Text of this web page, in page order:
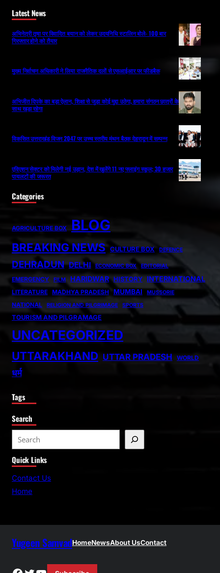
Latest News
अभिनेत्री तृषा पर विवादित बयान को लेकर उदयनिधि स्टालिन बोले- 100 बार
गिरफ्तार होने को तैयार
मुख्य निर्वाचन अधिकारी ने लिया राजनैतिक दलों से एसआईआर पर फीडबैक
अभिजीत दिपके का बड़ा ऐलान, शिक्षा से जुड़ा कोई मुद्दा उठेगा, हमारा संगठन छात्रों के
साथ खड़ा रहेगा
विकसित उत्तराखंड विजन 2047 पर उच्च स्तरीय मंथन बैठक देहरादून में सम्पन्न
एविएशन सेक्टर को मिलेगी नई उड़ान, देश में खुलेंगे 11 नए फ्लाइंग स्कूल; 30 हजार
पायलटों की जरूरत
Categories
AGRICULTURE BOX BLOG
BREAKING NEWS CULTURE BOX DEFENCE
DEHRADUN DELHI ECONOMIC BOX EDITORIAL
EMERGENCY FILM HARIDWAR HISTORY INTERNATIONAL
LITERATURE MADHYA PRADESH MUMBAI MUSSORIE
NATIONAL RELIGION AND PILGRIMAGE SPORTS
TOURISM AND PILGRAMAGE
UNCATEGORIZED
UTTARAKHAND UTTAR PRADESH WORLD
धर्म
Tags
Search
e
a
r
Quick Links
Contact Us
Home
Yugeen SamvadHomeNewsAbout UsContact